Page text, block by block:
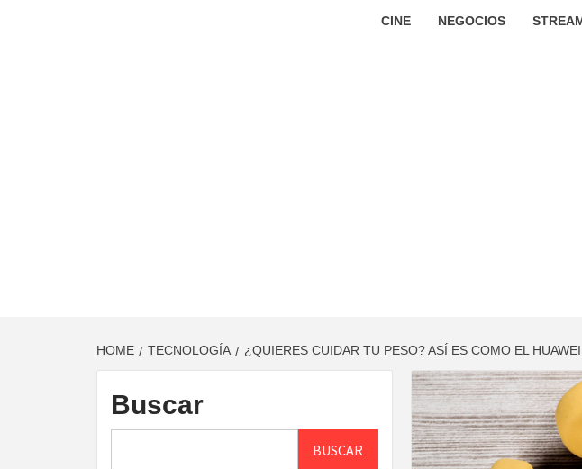
CINE NEGOCIOS
HOME TECNOLOGÍA ¿QUIERES CUIDAR TU PESO? ASÍ ES COMO EL
Buscar
BUSCAR